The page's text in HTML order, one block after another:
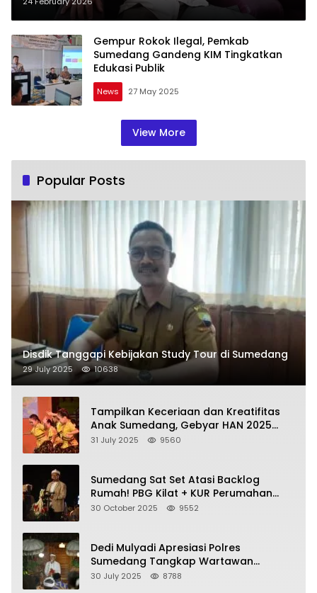
Negara
Gempur Rokok Ilegal, Pemkab
Sumedang Gandeng KIM Tingkatkan
Edukasi Publik
News 27 May 2025
View More
Popular Posts
Disdik Tanggapi Kebijakan Study Tour di Sumedang
29 July 2025 10638
Tampilkan Keceriaan dan Kreatifitas
Anak Sumedang, Gebyar HAN 2025
Dihadiri Bupati dan Wabup
31 July 2025 9560
Sumedang Sat Set Atasi Backlog
Rumah! PBG Kilat + KUR Perumahan
Jadi Kunci!
30 October 2025 9552
Dedi Mulyadi Apresiasi Polres
Sumedang Tangkap Wartawan
Gadungan Pemeras Kades
30 July 2025 8788